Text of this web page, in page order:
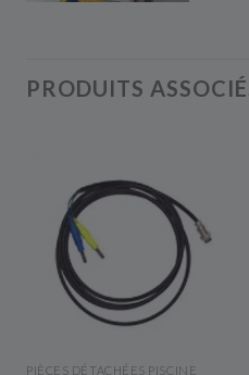
PRODUITS
APERÇU RAPIDE
PIÈCES DÉTACHÉES PISCINE